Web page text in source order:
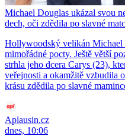
Michael Douglas ukázal svou
dech, oči zdědila po slavné
Hollywoodský velikán Michael
mimořádné pocty. Ještě větší
strhla jeho dcera Carys (23),
veřejnosti a okamžitě vzbudila
krásu zdědila po slavné
Aplausin.cz
dnes, 10:06